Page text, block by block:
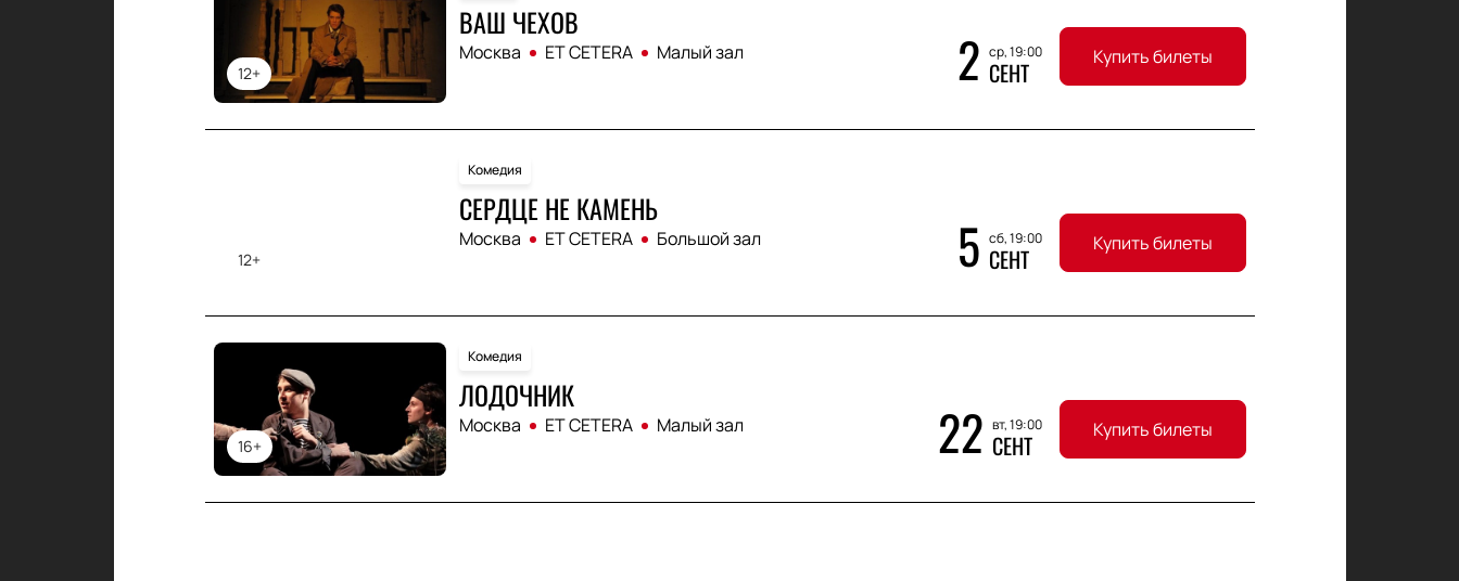
12+
ВАШ ЧЕХОВ
Москва ET CETERA Малый зал 2 ср, 19:00
СЕНТ Купить билеты
12+
Комедия
СЕРДЦЕ НЕ КАМЕНЬ
Москва ET CETERA Большой зал 5 сб, 19:00
СЕНТ Купить билеты
16+
Комедия
ЛОДОЧНИК
Москва ET CETERA Малый зал 22 вт, 19:00
СЕНТ Купить билеты